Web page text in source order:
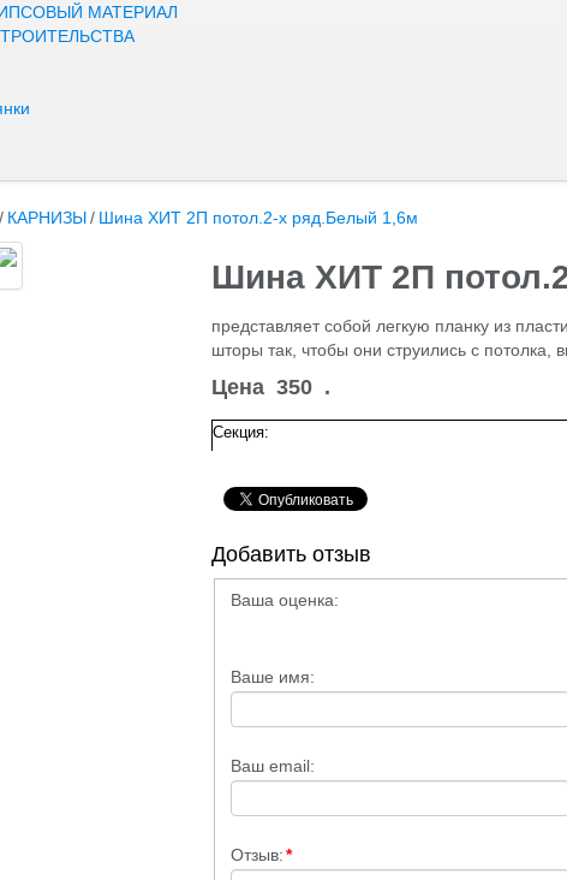
МАТЕРИАЛ
/ КАРНИЗЫ/ Шина ХИТ 2П потол.2-х ряд.Белый 1,6м
Шина ХИТ 2П
представляет собой легкую планку из
шторы так, чтобы они струились с потолка,
Цена 350 .
Секция:
Добавить отзыв
Ваша оценка:
Ваше имя:
Ваш email:
Отзыв:*